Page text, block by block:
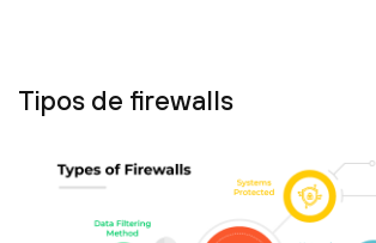
Tipos de firewalls